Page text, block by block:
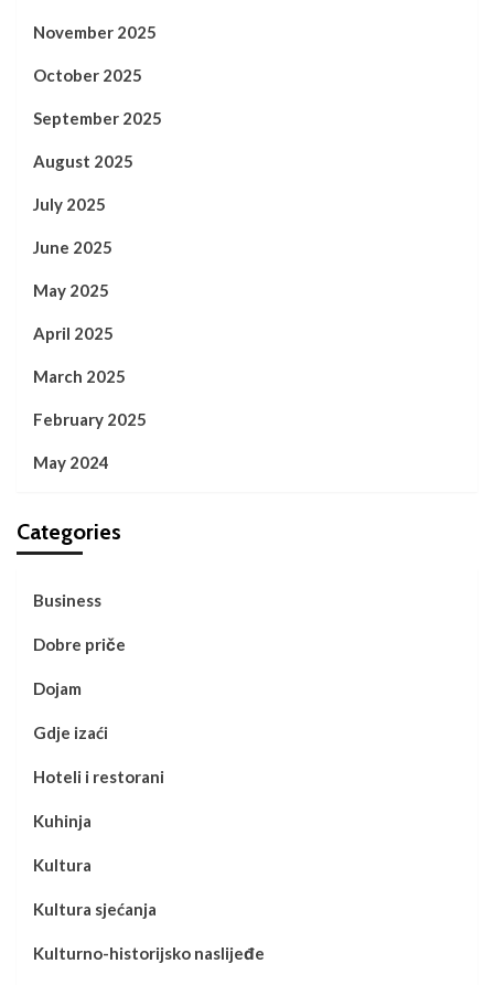
November 2025
October 2025
September 2025
August 2025
July 2025
June 2025
May 2025
April 2025
March 2025
February 2025
May 2024
Categories
Business
Dobre priče
Dojam
Gdje izaći
Hoteli i restorani
Kuhinja
Kultura
Kultura sjećanja
Kulturno-historijsko naslijeđe